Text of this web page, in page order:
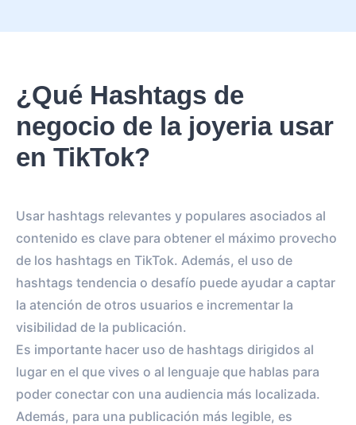
¿Qué Hashtags de
negocio de la joyeria usar
en TikTok?
Usar hashtags relevantes y populares asociados al
contenido es clave para obtener el máximo provecho
de los hashtags en TikTok. Además, el uso de
hashtags tendencia o desafío puede ayudar a captar
la atención de otros usuarios e incrementar la
visibilidad de la publicación.
Es importante hacer uso de hashtags dirigidos al
lugar en el que vives o al lenguaje que hablas para
poder conectar con una audiencia más localizada.
Además, para una publicación más legible, es